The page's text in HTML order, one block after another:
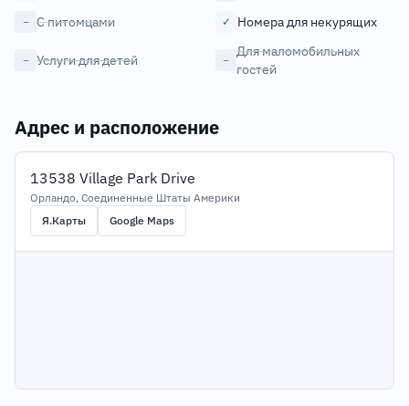
− С питомцами ✓ Номера для некурящих
− Услуги для детей −
Для маломобильных
гостей
Адрес и расположение
13538 Village Park Drive
Орландо, Соединенные Штаты Америки
Я.Карты
Google Maps